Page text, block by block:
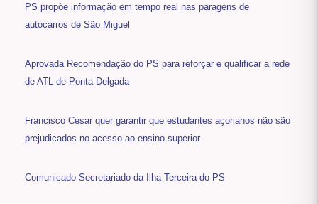
PS propõe informação em tempo real nas paragens de
autocarros de São Miguel
Aprovada Recomendação do PS para reforçar e qualificar a rede
de ATL de Ponta Delgada
Francisco César quer garantir que estudantes açorianos não são
prejudicados no acesso ao ensino superior
Comunicado Secretariado da Ilha Terceira do PS